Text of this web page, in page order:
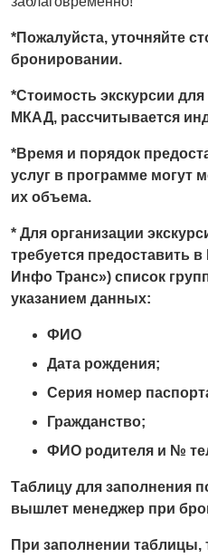
*Пожалуйста, уточняйте
бронировании.
*Стоимость экскурсии
МКАД, рассчитывается
*Время и порядок
услуг в программе могут
их объема.
* Для организации
требуется предоставить
Инфо Транс») список
указанием данных:
ФИО
Дата рождения;
Серия номер
Гражданство;
ФИО родителя и №
Таблицу для заполнения
вышлет менеджер при
При заполнении таблицы,